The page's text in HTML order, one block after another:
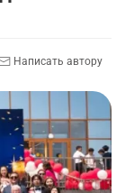
Написать автору